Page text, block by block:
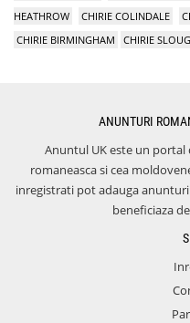
HEATHROW
CHIRIE COLINDALE
CHIRIE BIRMINGHAM
CHIRIE
ANUNTURI
Anuntul UK este un
romaneasca si cea
inregistrati pot adauga
beneficiaza